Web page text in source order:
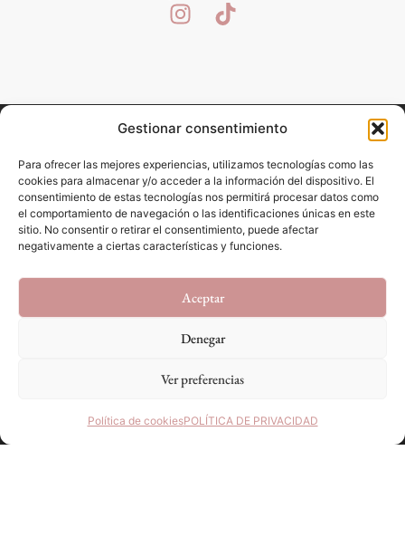
Gestionar consentimiento
Para ofrecer las mejores experiencias, utilizamos tecnologías como las
cookies para almacenar y/o acceder a la información del dispositivo. El
consentimiento de estas tecnologías nos permitirá procesar datos como
el comportamiento de navegación o las identificaciones únicas en este
sitio. No consentir o retirar el consentimiento, puede afectar
negativamente a ciertas características y funciones.
Aceptar
Denegar
Ver preferencias
Política de cookiesPOLÍTICA DE PRIVACIDAD
Información
Política de Privacidad
Política de Cookies